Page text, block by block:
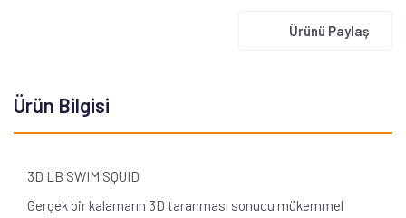
Ürünü Paylaş
Ürün Bilgisi
3D LB SWIM SQUID
Gerçek bir kalamarın 3D taranması sonucu mükemmel